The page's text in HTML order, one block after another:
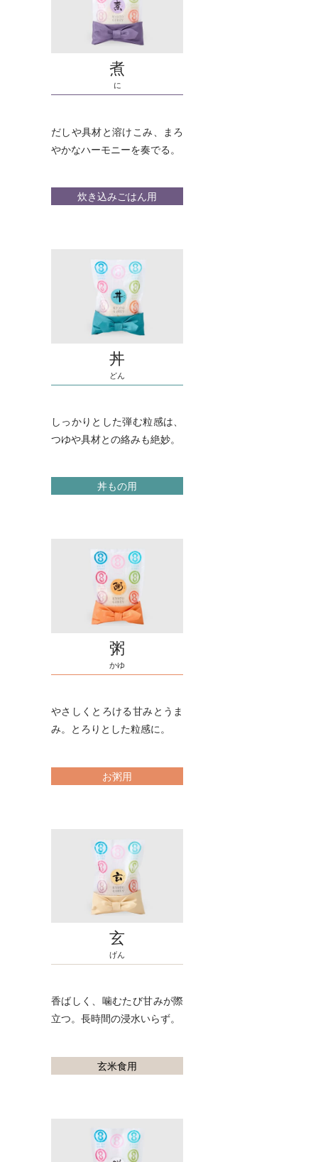
煮
に
だしや具材と溶けこみ、まろ
やかなハーモニーを奏でる。
炊き込みごはん用
丼
どん
しっかりとした弾む粒感は、
つゆや具材との絡みも絶妙。
丼もの用
粥
かゆ
やさしくとろける甘みとうま
み。とろりとした粒感に。
お粥用
玄
げん
香ばしく、噛むたび甘みが際
立つ。長時間の浸水いらず。
玄米食用